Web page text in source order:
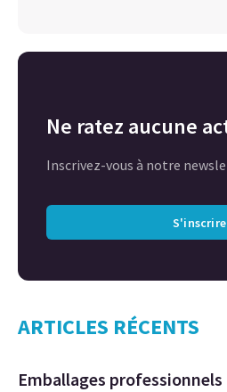
Ne ratez aucune
Inscrivez-vous à notre
S'inscrire
ARTICLES RÉCENTS
Emballages professionnels